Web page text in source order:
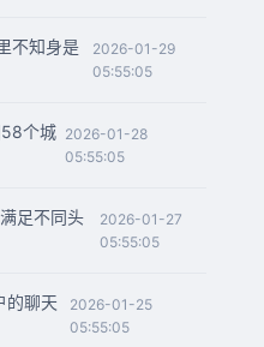
不知身是
2026-01-29
05:55:05
个城 2026-01-28
05:55:05
足不同头
2026-01-27
05:55:05
的聊天
2026-01-25
05:55:05